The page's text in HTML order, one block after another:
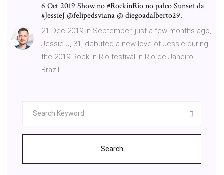
6 Oct 2019 Show no #RockinRio no palco Sunset da
#JessieJ @felipedsviana @ diegoadalberto29.
21 Dec 2019 In September, just a few months ago,
Jessie J, 31, debuted a new love of Jessie during
the 2019 Rock in Rio festival in Rio de Janeiro,
Brazil.
Search